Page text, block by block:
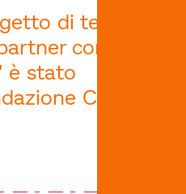
di teatro In-
con "Il
è stato
Cariplo!